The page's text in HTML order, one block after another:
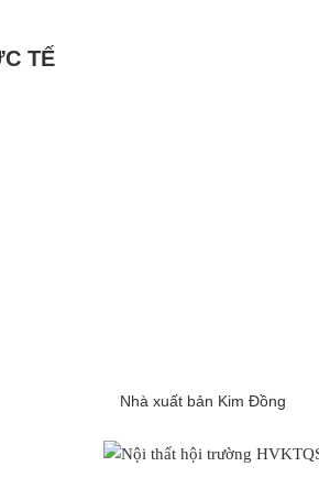
TẾ
Nhà xuất bản Kim Đồng